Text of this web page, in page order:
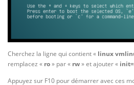
Cherchez la ligne qui contient « linux
remplacez « ro» par « rw» et ajouter «
Appuyez sur F10 pour démarrer avec ces